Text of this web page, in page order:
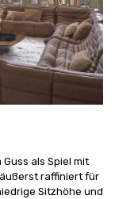
als Spiel mit
raffiniert für
Sitzhöhe und